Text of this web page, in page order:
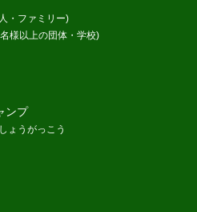
・ファミリー)
様以上の団体・学校)
ンプ
ょうがっこう